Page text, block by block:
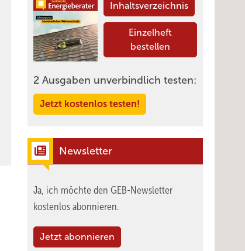
Inhaltsverzeichnis
Einzelheft
bestellen
2 Ausgaben unverbindlich testen:
Jetzt kostenlos testen!
Newsletter
Ja, ich möchte den GEB-Newsletter
kostenlos abonnieren.
Jetzt abonnieren